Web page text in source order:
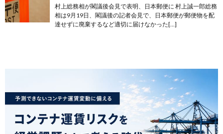
村上総務相が閣議後会見で表明、日本郵便に 村上誠一郎総務
相は9月19日、閣議後の記者会見で、日本郵便が郵便物を配
達せずに廃棄するなど適切に届けなかった[…]